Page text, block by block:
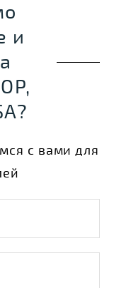
и
с вами для